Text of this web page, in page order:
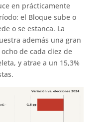
en prácticamente
el Bloque sube o
o se estanca. La
además una gran
de cada diez de
y atrae a un 15,3%